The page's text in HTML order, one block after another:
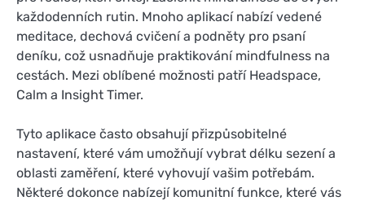
každodenních rutin. Mnoho aplikací nabízí vedené
meditace, dechová cvičení a podněty pro psaní
deníku, což usnadňuje praktikování mindfulness na
cestách. Mezi oblíbené možnosti patří Headspace,
Calm a Insight Timer.
Tyto aplikace často obsahují přizpůsobitelné
nastavení, které vám umožňují vybrat délku sezení a
oblasti zaměření, které vyhovují vašim potřebám.
Některé dokonce nabízejí komunitní funkce, které vás